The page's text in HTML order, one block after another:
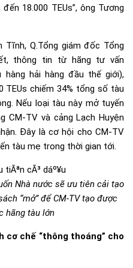
18.000 TEUs”, ông Tương
Tĩnh, Q.Tổng giám đốc Tổng
thông tin từ hãng tư vấn
hàng hải hàng đầu thế giới),
TEUs chiếm 34% tổng số tàu
Nếu loại tàu này mở tuyến
CM-TV và cảng Lạch Huyện
Đây là cơ hội cho CM-TV
tàu mẹ trong thời gian tới.
Nhà nước sẽ ưu tiên cải tạo
“mở” để CM-TV tạo được
hãng tàu lớn
cơ chế “thông thoáng” cho